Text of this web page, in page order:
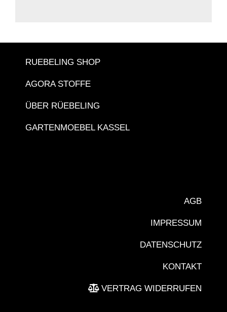
RUEBELING SHOP
AGORA STOFFE
ÜBER RÜEBELING
GARTENMOEBEL KASSEL
AGB
IMPRESSUM
DATENSCHUTZ
KONTAKT
VERTRAG WIDERRUFEN